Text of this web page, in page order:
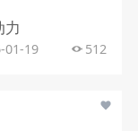
力
01-19 512